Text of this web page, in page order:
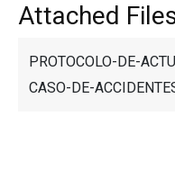
Attached
PROTOCOLO-DE-
CASO-DE-